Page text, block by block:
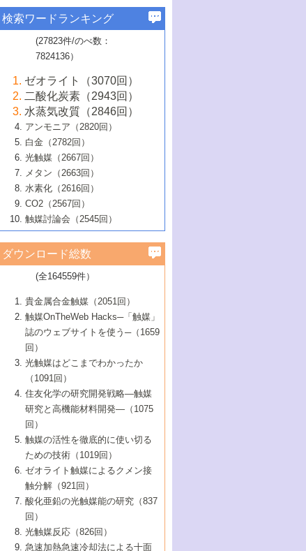
B号 第135回触媒討論会（2025年）
能性材料
若き触媒の研究者たち～（2）
6号 石油のノーブル・ユースを志向した
触媒技術
大学：オンライン・対面開催）
6号 カーボンニュートラルに向けた電解
技術
B号 第127回触媒討論会（2021年・オン
ライン開催(Zoom)のみ）
4号 光触媒を用いた水分解の最新の研究
動向
5号 次世代の触媒プロセスを支えるマイ
6号 メタン転換技術の最新動向
B号 第125回触媒討論会（2020年・工学
院大学）
3号 精密高分子合成に関する最近の研究
動向
4号 バイオマス化成品製造のための触媒
5号 固体触媒による含窒素有機化合物変
換の最前線
6号 貴金属使用量低減に向けた自動車排
ガス浄化触媒の開発
B号 第123回触媒討論会（2019年・大阪
4号 60周年記念企画
5号 進化するゼオライト合成技術
6号 非貴金属系触媒における電気化学的
B号 第121回触媒討論会（2018年・東京
大学）
最先端技術
3号 無機分離膜材料の開発と触媒反応プ
ロセスへの適用
5号 水素のふるまいを解き明かす最先端
研究
6号 低級アルカンの有効利用のための触
媒技術
B号 第119回触媒討論会（2017年・首都
大学東京）
1号 ユニークな構造の高分子を生み出す触
2号 リグニンからの化成品製造に向けた触
媒技術
3号 触媒研究の最先端～とびたて若き研究
者たち～（1）
4号 触媒研究の最先端～とびたて若き研究
者たち～（2）
5号 触媒研究の最先端～とびたて若き研究
者たち～（3）
6号 イオニクス材料と燃料電池・電解合成
の最新の研究動向
B号 第117回触媒討論会（2016年・大阪府
立大学）
▼57巻（2015年）
1号 水素キャリアにかかわる触媒技術の新
2号 石油精製用触媒の最近の進展
3号 固体酸化物形燃料電池（SOFC）におけ
るアノード触媒上での燃料直接改質技術
4号 コアシェル構造の制御による触媒機能
5号 工業触媒およびその周辺技術の最近の
進歩
6号 ナノシート
B号 第115回触媒討論会（2015年・成蹊大
▼56巻（2014年）
2号 光触媒反応機構に関する最新の研究動
向
開発動向
4号 人工光合成に向けた近年のアプローチ
5号 未利用熱エネルギーの有効活用に貢献
する触媒技術
6号 ポリオキソメタレート
B号 第113回触媒討論会（2014年・ロワジ
ールホテル豊橋）
1号 高耐久性燃料電池システム用触媒にお
ける新展開
2号 リビングラジカル重合の最近の動向
3号 天然ガスの化学工業的展開に関する触
媒技術
4号 貴金属触媒の精密構造制御とその活用
5号 バイオマス化成品製造のための固体触
6号 ナノ空間─吸着状態解析から新機能開拓
B号 第111回触媒討論会（2013年・関西大
▼54巻（2012年）
1号 規則性多孔体の利用技術における最近
の進歩
2号 第109回触媒討論会
3号 貴金属低減技術の最新動向
4号 貴金属代替技術の最新動向
5号 光触媒による物質変換反応の新展開
6号 グラフェン
7号 水素を利用する化成品合成の新潮流
▼53巻（2011年）
1号 金属学から見る合金触媒の新展開
2号 第107回触媒討論会
3号 触媒のその場観察法の進歩（１）
4号 触媒のその場観察法の進歩（２）
5号 不活性結合の触媒的活性化による有機
合成
6号 新しい固体酸触媒技術
7号 ゼオライト合成における最近の進歩
▼52巻（2010年）
1号 触媒の劣化対策と長寿命触媒開発
2号 第105回触媒討論会
3号 ナノ構造が拓く新機能
4号 活性サイトおよびその環境の精密な設
計による触媒の高機能化
5号 触媒を有効に使うための技術
7号 有機分子触媒による精密有機合成
8号 高機能化ポリオレフィンに向けた重合
触媒の最近の進展
1号 炭素材料－熱い注目を集める材料－
2号 第103回触媒討論会
3号 環境浄化用光触媒の現状と課題
4号 水素社会の実現に向けた水素製造・貯
蔵技術の進歩
5号 CO2が関わる触媒・材料
7号 持続可能社会実現のための触媒および
触媒関連技術
▼50巻（2008年）
1号 触媒化学と学会のこの10年，半世紀，
そして未来
2号 第101回触媒討論会
4号 錯体を利用したユニークな表面構造の
構築と機能
5号 若手会員による触媒研究の未来展望1：
企業編
6号 第102回触媒討論会
7号 触媒・化学反応における計算化学の進
8号 若手研究者による触媒研究の未来展望
2：大学・研究所編
▼49巻（2007年）
1号 含フッ素化合物の合成と触媒
2号 第99回触媒討論会
3号 実用的ファインケミカル合成プロセス
を実現する触媒
5号 こんな物質，あんな物質―新たな触媒
の可能性―
7号 『結晶の化学』を活かした触媒研究
8号 イオン液体の応用
▼48巻（2006年）
1号 固体酸触媒の最近の進歩
2号 第97回触媒討論会
3号 リビング重合触媒の最近の展開
5号 水素製造・貯蔵のための触媒技術の新
しい展開
6号 第98回触媒討論会
7号 基礎化学品製造の触媒技術
8号 多機能型リアクター
1号 最近の触媒担体とその効果
2号 第95回触媒討論会
4号 水分解用光触媒材料
5号 時間分解分光の進歩と応用
6号 第96回触媒討論会
8号 超臨界流体を用いた化学プロセスの新
▼46巻（2004年）
1号 部分酸化反応触媒の最前線
2号 第93回触媒討論会
3号 特殊エネルギー場の触媒反応
4号 生体内における金属の触媒作用
5号 ファインケミカルズの展開に寄与する
6号 第94回触媒討論会
7号 サブナノレベルでみた新しい表面現象
8号 オレフィン重合触媒の新たな展
▼45巻（2003年）
1号 なぜこの触媒が良いのか？
2号 第91回触媒討論会
3号 最近の自動車排ガス処理技術
4号 触媒研究の現状と将来─第90回触媒討論
5号 基礎化学品製造の触媒技術
6号 第92回触媒討論会
7号 基礎化学品製造の触媒技術
8号 資源の循環と触媒技術
▼44巻（2002年）
1号 高次制御された触媒の化学
2号 第89回触媒討論会
3号 触媒を利用した電気化学の新展開
4号 ナノ材料の調製と機能化
5号 こんな触媒が欲しい
6号 第90回触媒討論会
7号 触媒研究と学術雑誌/情報
8号 若い世代からみた触媒化学の現状と未
▼43巻（2001年）
1号 グリーンケミストリーと触媒
2号 第87回触媒討論会特集号
3号 生体触媒とバイオプロセス
4号 水素製造・利用の触媒化学
5号 触媒研究における新しい切り口：コン
ビナトリアルケミストリー
6号 第88回触媒討論会特集号
7号 企業における触媒研究のブレークスル
8号 この材料を触媒として使ってみません
▼42巻（2000年）
1号 触媒反応工学の明日を拓く
2号 第85回触媒討論会
3号 反応ダイナミクス
5号 触媒のおもしろさをどのように伝える
6号 第86回触媒討論会
7号 水素化精製触媒の新しい展開
8号 新しい反応性と機能性を目指した金属
クラスタ-化学
▼41巻（1999年）
1号 孔、穴、あな?-特異な空間とその利用-
2号 第83回触媒討論会
3号 均一系触媒反応最前線
4号 実用炭素材料の新展開
5号 研究の方法論を考える
7号 機能性金属材料と触媒
8号 触媒研究へのNMRの応用と展望
▼40巻（1998年）
進展と21世紀への提言/創立40周年記念・触
媒学会この10年の歩みとこれから/創立40周
2号 第81回触媒討論会
3号 計算機触媒化学へのさそい
4号 触媒劣化の制御と予測
5号 最新の実用プロセスと触媒
6号 第82回触媒討論会
1号 均一系と不均一系触媒反応-その特徴と
接点
2号 第79回触媒討論会
3号 最新NO除去触媒の実用化研究
4号 新しい反応場を目指した触媒調製
5号 反応・分離技術の新しい展開
6号 第80回触媒討論会
▼38巻（1996年）
1号 触媒の構造と触媒作用/C1化学を中心と
する21世紀への触媒
3号 オリンピックメダル:金・銀・銅はどん
な触媒作用を示すか
4号 触媒作用における機能の複合化
▼37巻（1995年）
1号 ファインケミカルズと固体触媒
2号 第75回触媒討論会
3号 希土類を利用した触媒
4号 触媒とリサイクル
5号 エネルギー変換触媒
▼36巻（1994年）
1号 電気化学と触媒
2号 第73回触媒討論会
3号 C4化学の展開
4号 《通常号》
▼35巻（1993年）
1号 工業触媒開発マニュアル―探索から工
業化まで
2号 第71回触媒討論会
▼34巻（1992年）
1号 インパクトを与えたこの研究
2号 第69回触媒討論会
▼33巻（1991年）
1号 触媒プロセス開発マニュアル―探索か
▼32巻（1990年）
検索ワードランキング
(27823件/のべ数：
7824136）
ゼオライト（3070回）
二酸化炭素（2943回）
水蒸気改質（2846回）
アンモニア（2820回）
白金（2782回）
光触媒（2667回）
メタン（2663回）
水素化（2616回）
CO2（2567回）
触媒討論会（2545回）
ダウンロード総数
(全164559件）
貴金属合金触媒（2051回）
触媒OnTheWeb Hacks─「触媒」
誌のウェブサイトを使う─（1659
回）
光触媒はどこまでわかったか
（1091回）
住友化学の研究開発戦略―触媒
研究と高機能材料開発―（1075
回）
触媒の活性を徹底的に使い切る
ための技術（1019回）
ゼオライト触媒によるクメン接
触分解（921回）
酸化亜鉛の光触媒能の研究（837
回）
光触媒反応（826回）
急速加熱急速冷却法による十面